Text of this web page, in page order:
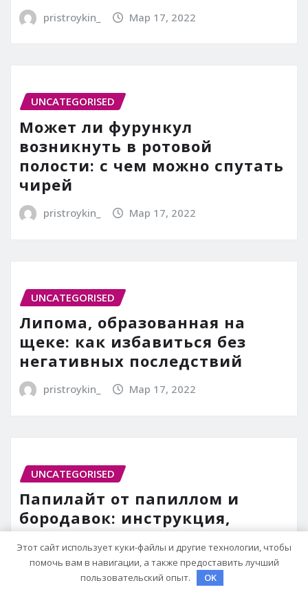
pristroykin_ Мар 17, 2022
UNCATEGORISED
Может ли фурункул
возникнуть в ротовой
полости: с чем можно спутать
чирей
pristroykin_ Мар 17, 2022
UNCATEGORISED
Липома, образованная на
щеке: как избавиться без
негативных последствий
pristroykin_ Мар 17, 2022
UNCATEGORISED
Папилайт от папиллом и
бородавок: инструкция,
состав, действия и аналоги
pristroykin_ Мар 17, 2022
Этот сайт использует куки-файлы и другие технологии, чтобы
помочь вам в навигации, а также предоставить лучший
пользовательский опыт.
OK